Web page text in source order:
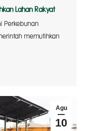
Lahan Rakyat
Perkebunan
memutihkan
Agu
10